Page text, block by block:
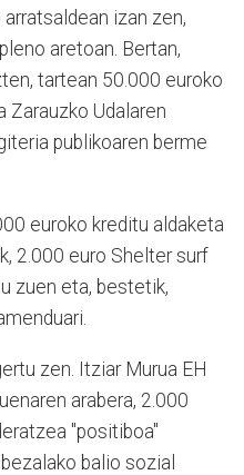
izan zen,
aretoan. Bertan,
tartean 50.000 euroko
Zarauzko Udalaren
publikoaren berme
euroko kreditu aldaketa
2.000 euro Shelter surf
zuen eta, bestetik,
zen. Itziar Murua EH
arabera, 2.000
"positiboa"
balio sozial